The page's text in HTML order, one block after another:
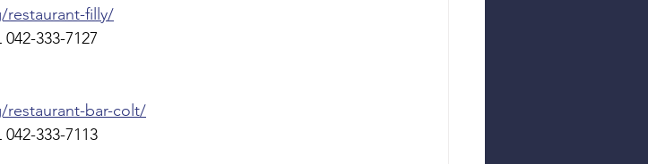
filly/
333-7127
bar-colt/
333-7113